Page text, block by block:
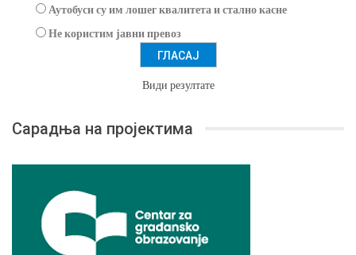
Аутобуси су им лошег квалитета и стално касне
Не користим јавни превоз
Види резултате
Сарадња на пројектима